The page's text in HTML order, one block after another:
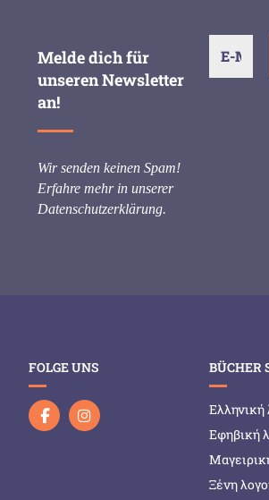
Melde dich für
unseren Newsletter
an!
Wir senden keinen Spam!
Erfahre mehr in unserer
Datenschutzerklärung.
FOLGE UNS BÜCHER
Ελληνική
Εφηβική
Ξένη